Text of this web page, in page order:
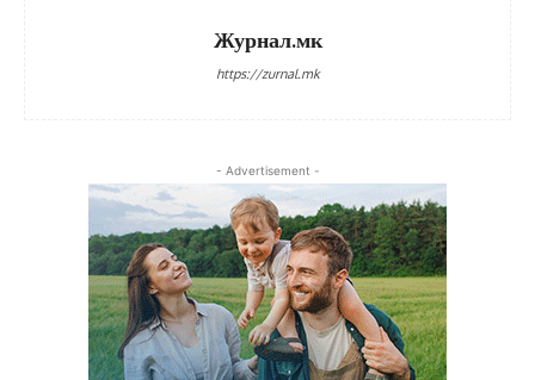
Журнал.мк
https://zurnal.mk
- Advertisement -